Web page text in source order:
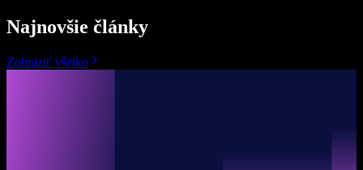
Najnovšie články
Zobraziť všetko